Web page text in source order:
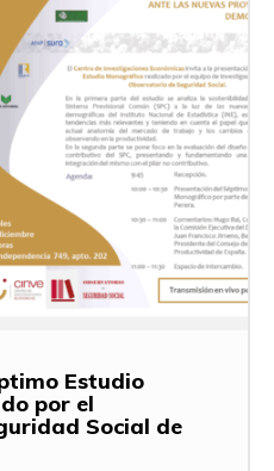
Estudio
por el
Social de